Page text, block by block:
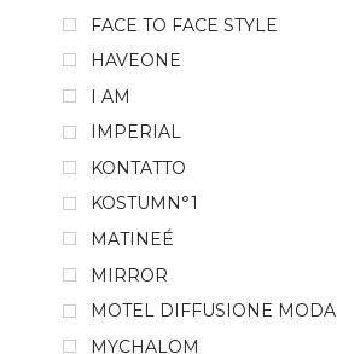
FACE TO FACE STYLE
HAVEONE
I AM
IMPERIAL
KONTATTO
KOSTUMN°1
MATINEÉ
MIRROR
MOTEL DIFFUSIONE MODA
MYCHALOM